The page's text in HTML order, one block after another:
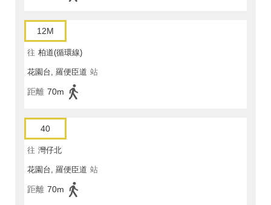
12M
往 柏道(循環線)
花園台, 羅便臣道 站
距離 70m
40
往 灣仔北
花園台, 羅便臣道 站
距離 70m